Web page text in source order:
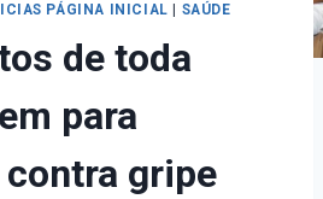
PÁGINA INICIAL SAÚDE
de toda
para
gripe